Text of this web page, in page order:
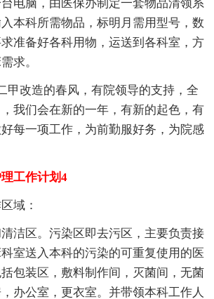
电脑，由医保办制定一套物品清领系
本科所需物品，标明月需用型号，数
准备好各科用物，运送到各科室，方
求。
改造的春风，有院领导的支持，全
我们会在新的一年，有新的起色，有
每一项工作，为前勤服好务，为院感
工作计划4
域：
区。污染区即去污区，主要负责接
室送入本科的污染的可重复使用的医
包装区，敷料制作间，灭菌间，无菌
办公室，更衣室。并带领本科工作人